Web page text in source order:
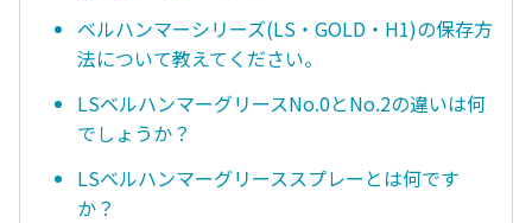
ベルハンマーシリーズ(LS・GOLD・H1)の保存方
法について教えてください。
LSベルハンマーグリースNo.0とNo.2の違いは何
でしょうか？
LSベルハンマーグリーススプレーとは何です
か？